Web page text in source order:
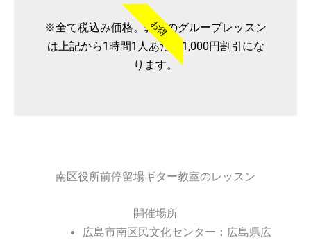
お得
※全て税込み価格。弊社のグループレッスン
は上記から1時間1人あたり1,000円割引にな
ります。
南区役所前停留場ギター教室のレッスン
開催場所
広島市南区民文化センター：広島県広